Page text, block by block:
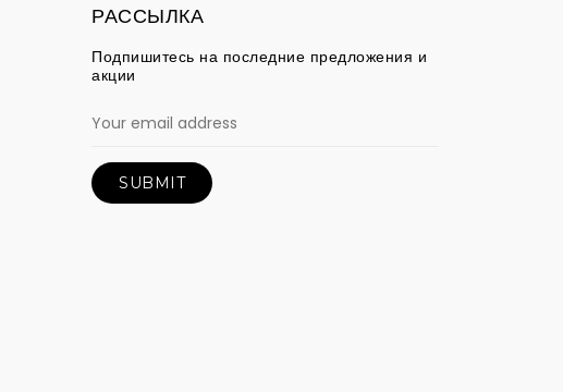
РАССЫЛКА
Подпишитесь на последние предложения и
акции
SUBMIT